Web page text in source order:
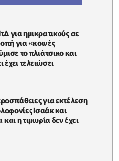
για ημικρατικούς σε
για «κοινές
το πλιάτσικο και
τελειώσει
για εκτέλεση
Ισαάκ και
η τιμωρία δεν έχει